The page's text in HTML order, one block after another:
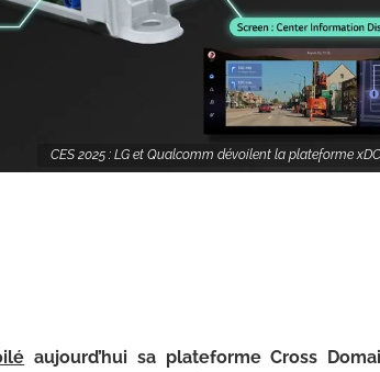
CES 2025 : LG et Qualcomm dévoilent la plateforme
aujourd’hui sa plateforme Cross